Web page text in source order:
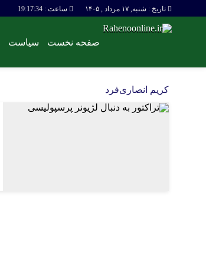
تاریخ : شنبه, ۱۷ مرداد , ۱۴۰۵ ساعت : 19:17:34
صفحه نخست سیاست
کریم انصاری‌فرد